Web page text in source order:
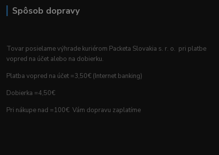
Spôsob dopravy
Tovar posielame výhrade kuriérom Packeta Slovakia s. r. o. pri platbe
vopred na účet alebo na dobierku.
Platba vopred na účet =3,50€ (Internet banking)
Dobierka =4,50€
Pri nákupe nad =100€ Vám dopravu zaplatíme